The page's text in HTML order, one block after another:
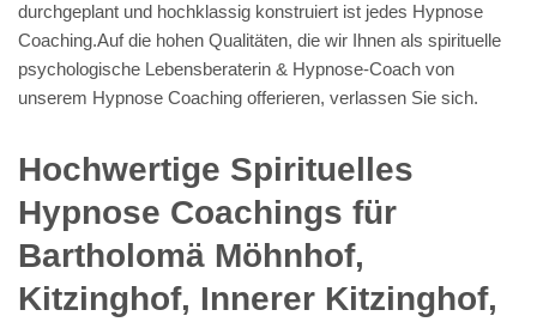
durchgeplant und hochklassig konstruiert ist jedes Hypnose
Coaching.Auf die hohen Qualitäten, die wir Ihnen als spirituelle
psychologische Lebensberaterin & Hypnose-Coach von
unserem Hypnose Coaching offerieren, verlassen Sie sich.
Hochwertige Spirituelles
Hypnose Coachings für
Bartholomä Möhnhof,
Kitzinghof, Innerer Kitzinghof,